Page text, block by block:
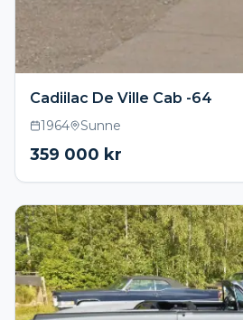
Cadiilac De Ville Cab -64
1964 Sunne
359 000 kr